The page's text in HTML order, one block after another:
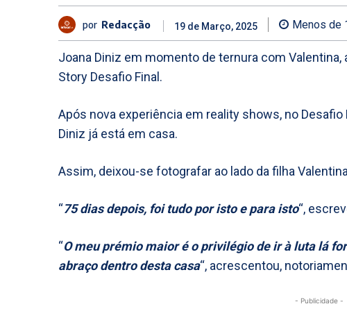
por Redacção 19 de Março, 2025 Menos de
Joana Diniz em momento de ternura com
Story Desafio Final.
Após nova experiência em reality shows, no
Diniz já está em casa.
Assim, deixou-se fotografar ao lado da filha
“75 dias depois, foi tudo por isto e para isto“,
“O meu prémio maior é o privilégio de ir à luta lá
abraço dentro desta casa“, acrescentou,
- Publicidade -